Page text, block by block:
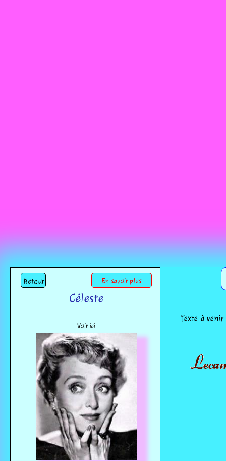
Retour En savoir plus
Céleste
Voir ici
Texte à venir